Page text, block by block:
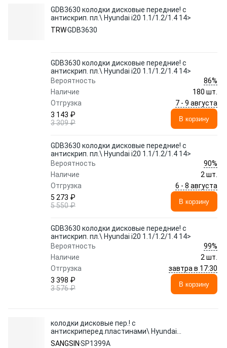
GDB3630 колодки дисковые передние! с
антискрип. пл.\ Hyundai i20 1.1/1.2/1.4 14>
TRWGDB3630
GDB3630 колодки дисковые передние! с
антискрип. пл.\ Hyundai i20 1.1/1.2/1.4 14>
Вероятность
86%
Наличие
180 шт.
Отгрузка
7 - 9 августа
3 143 ₽
3 309 ₽
В корзину
GDB3630 колодки дисковые передние! с
антискрип. пл.\ Hyundai i20 1.1/1.2/1.4 14>
Вероятность
90%
Наличие
2 шт.
Отгрузка
6 - 8 августа
5 273 ₽
5 550 ₽
В корзину
GDB3630 колодки дисковые передние! с
антискрип. пл.\ Hyundai i20 1.1/1.2/1.4 14>
Вероятность
99%
Наличие
2 шт.
Отгрузка
завтра в 17:30
3 398 ₽
3 576 ₽
В корзину
колодки дисковые пер.! с
антискриперед.пластинами\ Hyundai
Solaris/Accent,Kia Rio all 11>
SANGSIN SP1399A